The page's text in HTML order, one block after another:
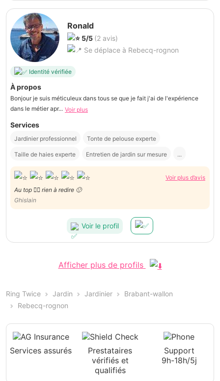
Ronald
5/5 (2 avis)
Se déplace à Rebecq-rognon
Identité vérifiée
À propos
Bonjour je suis méticuleux dans tous se que je fait j'ai de l'expérience
dans le métier apr... Voir plus
Services
Jardinier professionnel Tonte de pelouse experte
Taille de haies experte Entretien de jardin sur mesure ...
Voir plus d’avis
Au top 👌🏽 rien à redire 🙂
Ghislain
Voir le profil
Afficher plus de profils
Ring Twice Jardin Jardinier
Brabant-wallon
Rebecq-rognon
Services assurés
Prestataires
vérifiés et
qualifiés
Support
9h-18h/5j